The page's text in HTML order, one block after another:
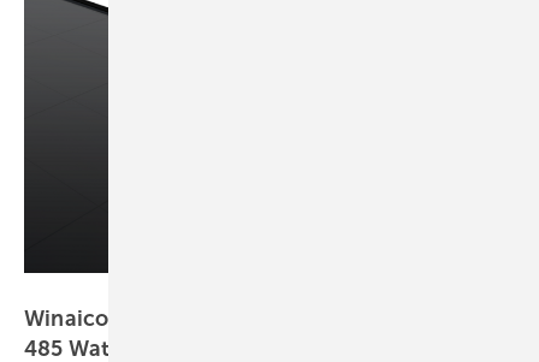
Winaico zeigt bifaziale Glas-Glas-Modul mit
485 Watt